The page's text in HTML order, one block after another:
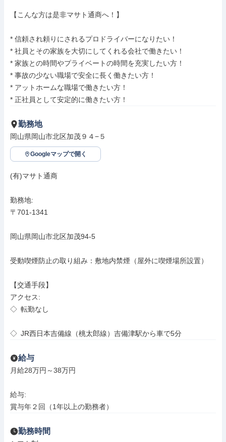
【こんな方は是非マサト通商へ！】
* 信頼され頼りにされるプロドライバーになりたい！
* 社員とその家族を大切にしてくれる会社で働きたい！
* 家族との時間やプライベートの時間を充実したい方！
* 事故の少ない職場で安全に長く働きたい方！
* アットホームな職場で働きたい方！
* 正社員として安定的に働きたい方！
勤務地
岡山県岡山市北区加茂９４−５
Googleマップで開く
(有)マサト通商
勤務地:
〒701-1341
岡山県岡山市北区加茂94-5
受動喫煙防止の取り組み：敷地内禁煙（屋外に喫煙場所設置）
【交通手段】
アクセス:
◇ 転勤なし
◇ JR西日本吉備線（桃太郎線）吉備津駅から車で5分
給与
月給28万円～38万円
給与:
賞与年２回（1年以上の勤務者）
勤務時間